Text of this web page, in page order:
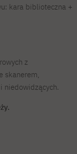
kara biblioteczna +
z
skanerem,
niedowidzących.